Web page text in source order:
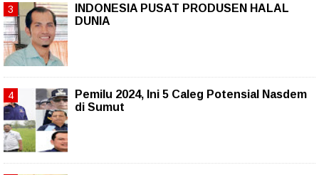
INDONESIA PUSAT PRODUSEN HALAL
DUNIA
Pemilu 2024, Ini 5 Caleg Potensial Nasdem
di Sumut